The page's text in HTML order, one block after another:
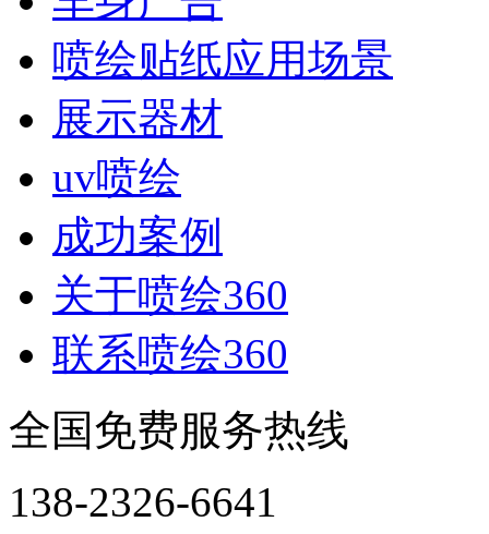
喷绘贴纸应用场景
展示器材
uv喷绘
成功案例
关于喷绘360
联系喷绘360
全国免费服务热线
138-2326-6641